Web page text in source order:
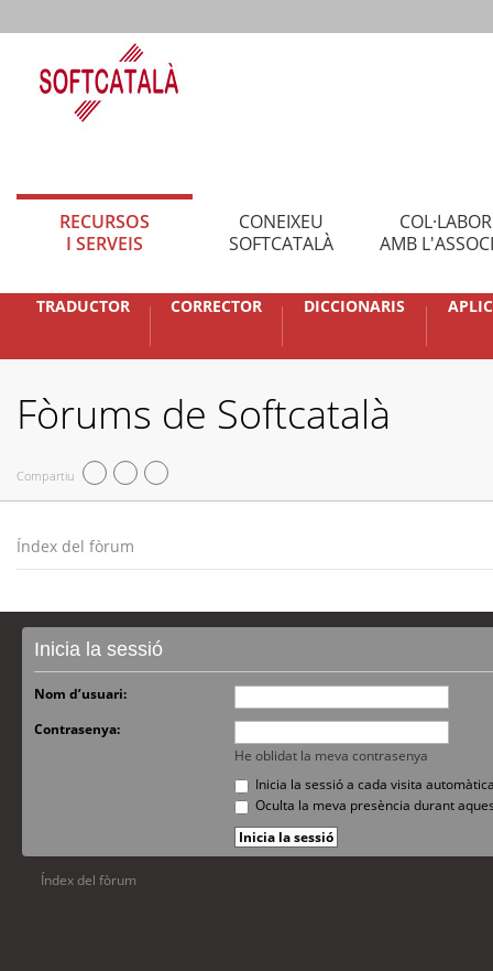
RECURSOS
I SERVEIS
CONEIXEU
SOFTCATALÀ
AMB
TRADUCTOR CORRECTOR DICCIONARIS
Fòrums de Softcatalà
Compartiu
Índex del fòrum
Inicia la sessió
Nom d’usuari:
Contrasenya:
He oblidat la meva contrasenya
Inicia la sessió a cada visita
Oculta la meva presència durant
Índex del fòrum